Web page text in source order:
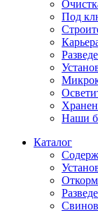
Под
Наши
Каталог